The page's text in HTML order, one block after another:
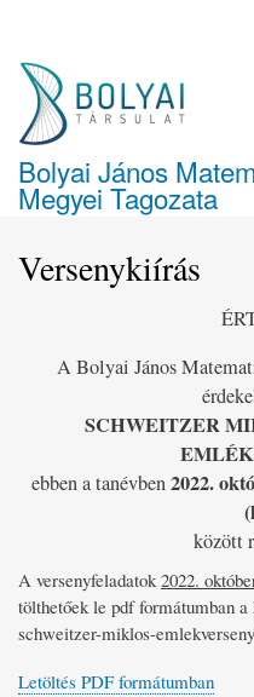
fiók
menüje
Bolyai János
Megyei Tagozata
Versenykiírás
A Bolyai János
SCHWEITZER
ebben a tanévben2022.
között
A versenyfeladatok 2022.
tölthetőek le pdf formátumban
schweitzer-miklos-
Letöltés PDF formátumban